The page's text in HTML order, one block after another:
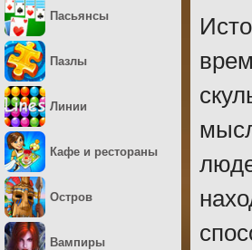
Пасьянсы
Пазлы
Линии
Кафе и рестораны
Остров
Вампиры